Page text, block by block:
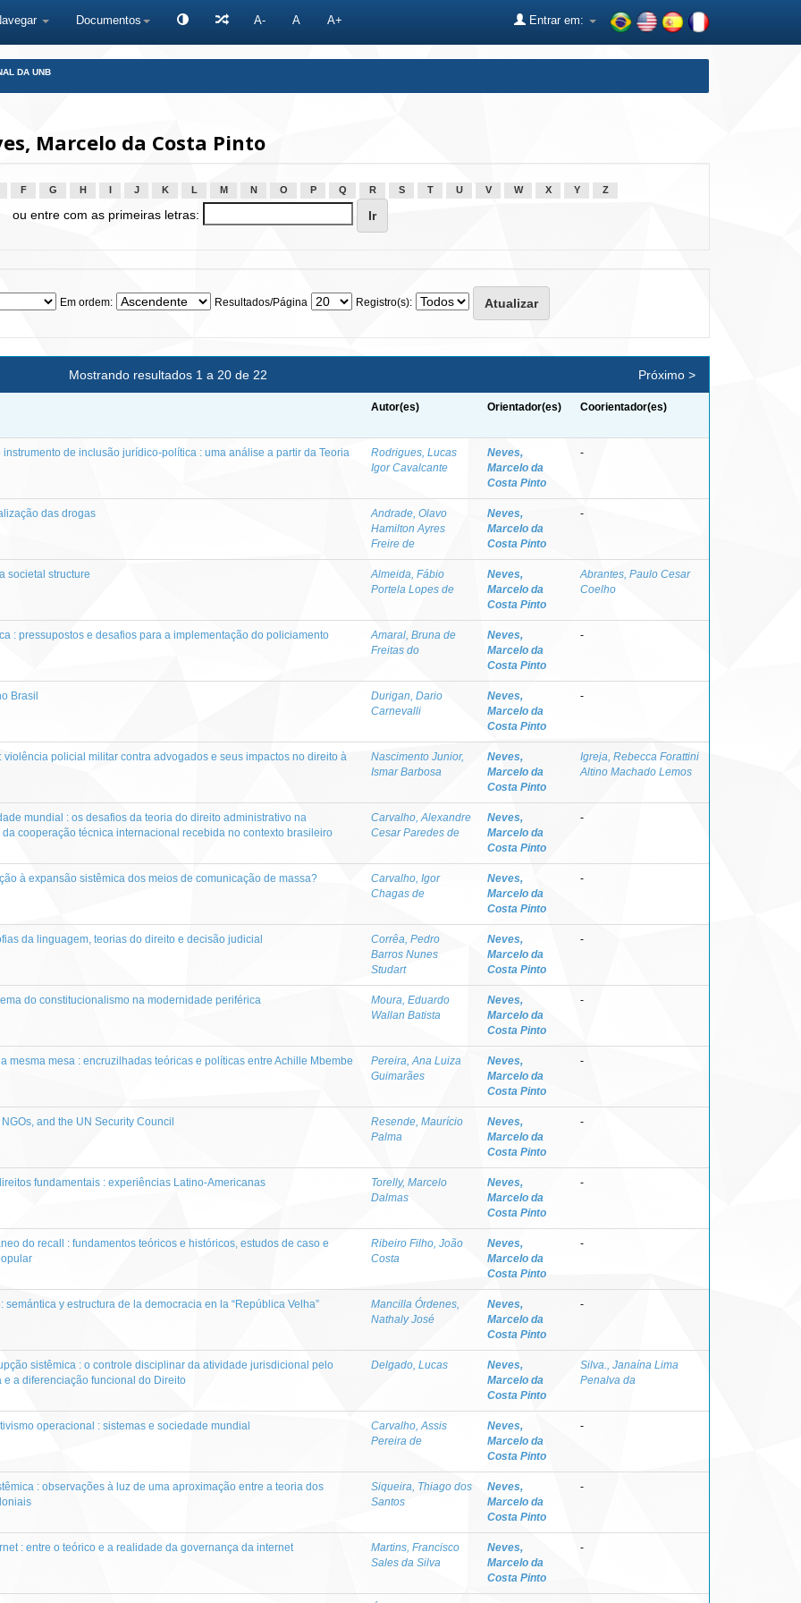
Documentos A- A A+ Entrar em:
DA UNB
Marcelo da Costa Pinto
F G H J K L M N O P Q R S T U V W X Y Z
ou entre com as primeiras letras:
Em ordem: Resultados/Página Registro(s):
Mostrando resultados 1 a 20 de 22 Próximo >
Autor(es) Orientador(es) Coorientador(es)
de inclusão jurídico-política : uma análise a partir da Teoria
Rodrigues, Lucas
Igor Cavalcante
Neves,
Marcelo da
Costa Pinto
-
das drogas
Andrade, Olavo
Hamilton Ayres
Freire de
Neves,
Marcelo da
Costa Pinto
-
societal structure
Almeida, Fábio
Portela Lopes de
Neves,
Marcelo da
Costa Pinto
Abrantes, Paulo Cesar
Coelho
: pressupostos e desafios para a implementação do policiamento
Amaral, Bruna de
Freitas do
Neves,
Marcelo da
Costa Pinto
-
Brasil
Durigan, Dario
Carnevalli
Neves,
Marcelo da
Costa Pinto
-
policial militar contra advogados e seus impactos no direito à
Nascimento Junior,
Ismar Barbosa
Neves,
Marcelo da
Costa Pinto
Igreja, Rebecca Forattini
Altino Machado Lemos
mundial : os desafios da teoria do direito administrativo na
cooperação técnica internacional recebida no contexto brasileiro
Carvalho, Alexandre
Cesar Paredes de
Neves,
Marcelo da
Costa Pinto
-
à expansão sistêmica dos meios de comunicação de massa?
Carvalho, Igor
Chagas de
Neves,
Marcelo da
Costa Pinto
-
da linguagem, teorias do direito e decisão judicial
Corrêa, Pedro
Barros Nunes
Studart
Neves,
Marcelo da
Costa Pinto
-
do constitucionalismo na modernidade periférica
Moura, Eduardo
Wallan Batista
Neves,
Marcelo da
Costa Pinto
-
mesma mesa : encruzilhadas teóricas e políticas entre Achille Mbembe
Pereira, Ana Luiza
Guimarães
Neves,
Marcelo da
Costa Pinto
-
and the UN Security Council
Resende, Maurício
Palma
Neves,
Marcelo da
Costa Pinto
-
fundamentais : experiências Latino-Americanas
Torelly, Marcelo
Dalmas
Neves,
Marcelo da
Costa Pinto
-
do recall : fundamentos teóricos e históricos, estudos de caso e
Ribeiro Filho, João
Costa
Neves,
Marcelo da
Costa Pinto
-
y estructura de la democracia en la “República Velha”
Mancilla Órdenes,
Nathaly José
Neves,
Marcelo da
Costa Pinto
-
sistêmica : o controle disciplinar da atividade jurisdicional pelo
a diferenciação funcional do Direito
Delgado, Lucas
Neves,
Marcelo da
Costa Pinto
Silva., Janaína Lima
Penalva da
operacional : sistemas e sociedade mundial
Carvalho, Assis
Pereira de
Neves,
Marcelo da
Costa Pinto
-
: observações à luz de uma aproximação entre a teoria dos
Siqueira, Thiago dos
Santos
Neves,
Marcelo da
Costa Pinto
-
: entre o teórico e a realidade da governança da internet
Martins, Francisco
Sales da Silva
Neves,
Marcelo da
Costa Pinto
-